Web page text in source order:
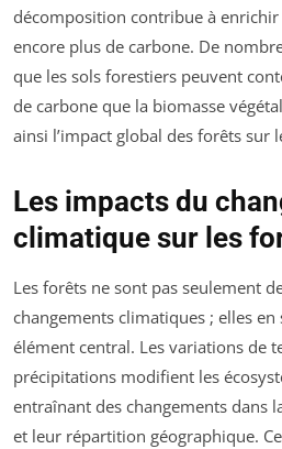
décomposition contribue à
encore plus de carbone. De
que les sols forestiers peuvent
de carbone que la biomasse
ainsi l’impact global des forêts sur
Les impacts du
climatique sur les
Les forêts ne sont pas seulement
changements climatiques ; elles
élément central. Les variations de
précipitations modifient les
entraînant des changements dans
et leur répartition géographique.